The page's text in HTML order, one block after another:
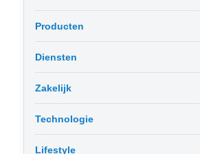
Producten
Diensten
Zakelijk
Technologie
Lifestyle